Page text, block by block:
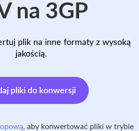
na 3GP
plik na inne formaty z wysoką
jakością.
pliki do konwersji
, aby konwertować pliki w trybie